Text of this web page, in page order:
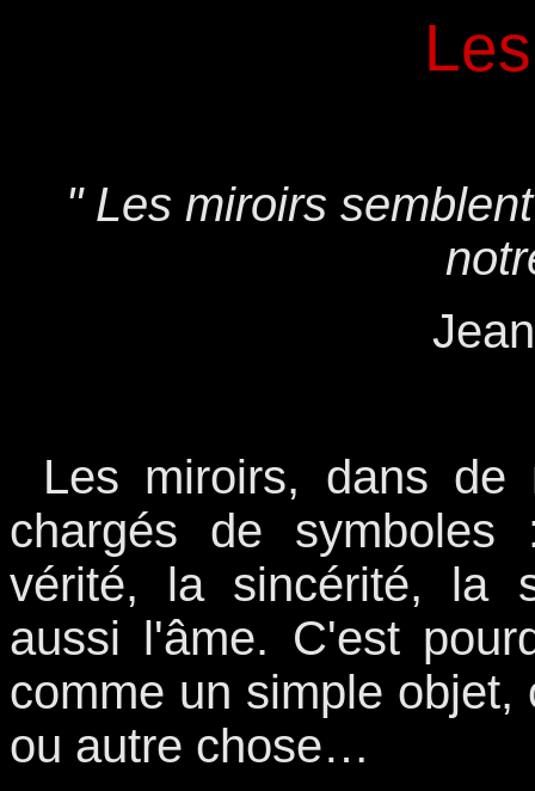
" Les miroirs
Les miroirs, dans de
chargés de
vérité, la sincérité, la
aussi l'âme. C'est
comme un simple
ou autre chose…